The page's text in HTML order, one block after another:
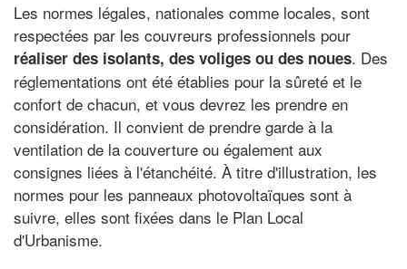
Les normes légales, nationales comme locales, sont
respectées par les couvreurs professionnels pour
réaliser des isolants, des voliges ou des noues. Des
réglementations ont été établies pour la sûreté et le
confort de chacun, et vous devrez les prendre en
considération. Il convient de prendre garde à la
ventilation de la couverture ou également aux
consignes liées à l'étanchéité. À titre d'illustration, les
normes pour les panneaux photovoltaïques sont à
suivre, elles sont fixées dans le Plan Local
d'Urbanisme.